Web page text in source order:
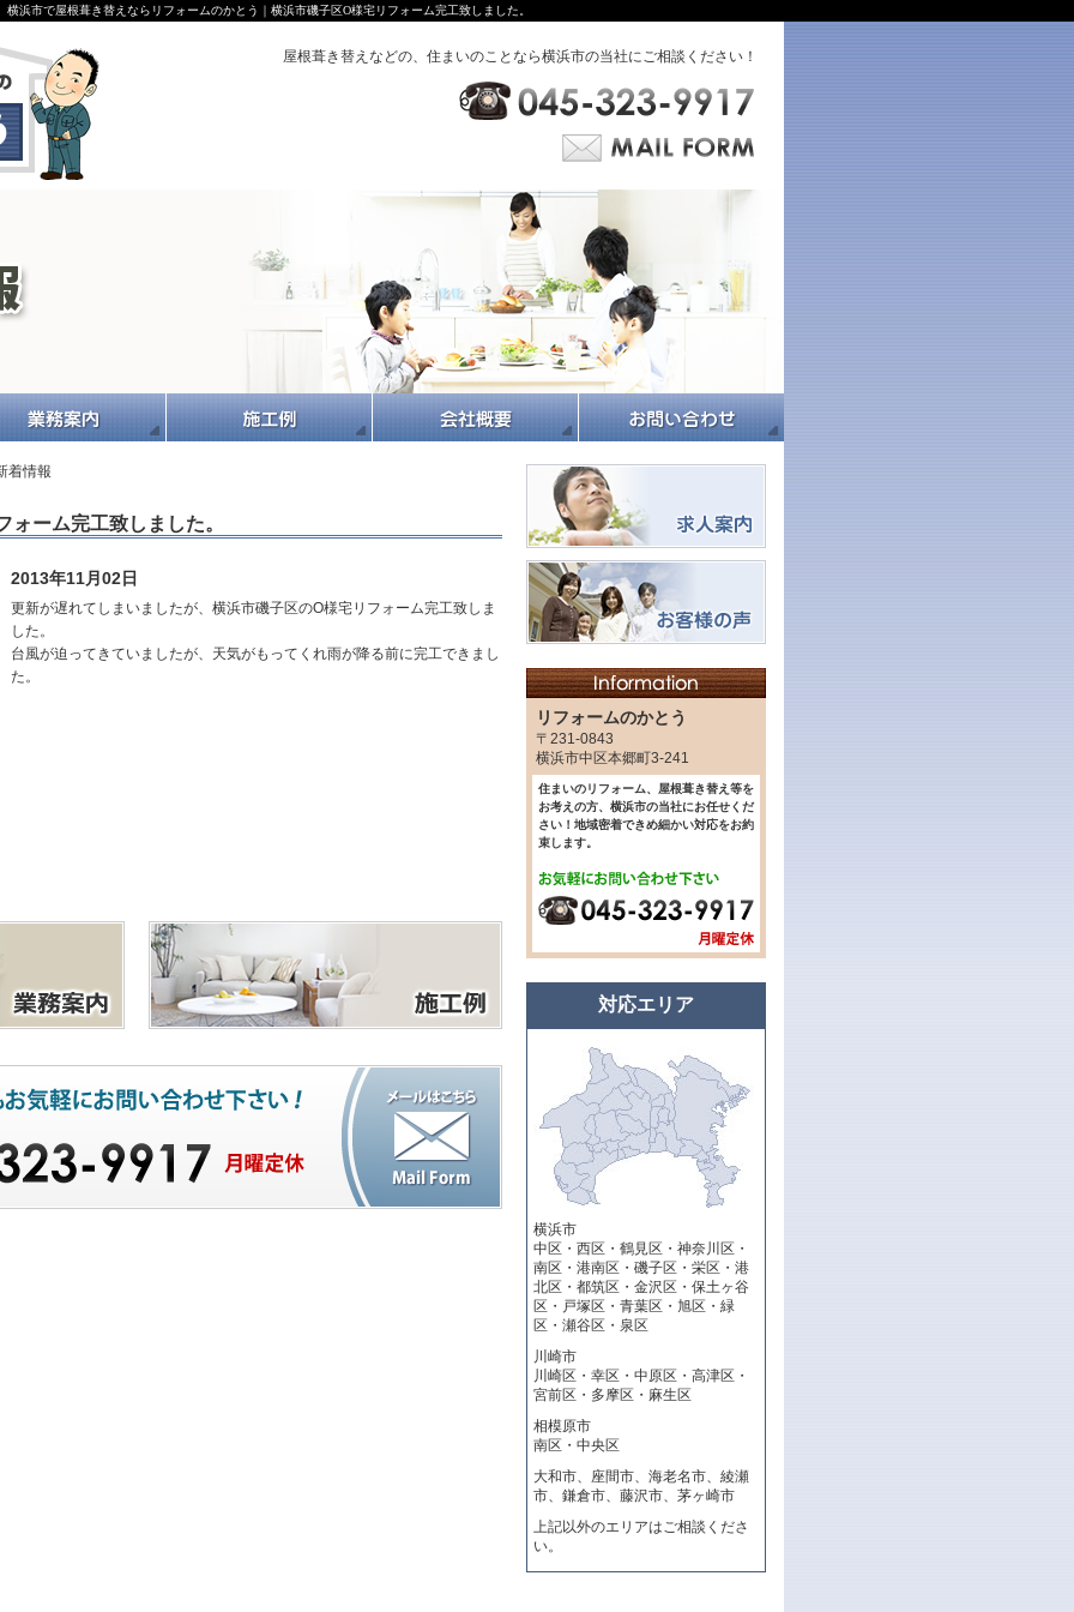
横浜市で屋根葺き替えならリフォームのかとう｜横浜市磯子区O様宅リフォーム完工致しました。
屋根葺き替えなどの、住まいのことなら横浜市の当社にご相談ください！
着情報
ォーム完工致しました。
2013年11月02日
更新が遅れてしまいましたが、横浜市磯子区のO様宅リフォーム完工致しま
した。
台風が迫ってきていましたが、天気がもってくれ雨が降る前に完工できまし
た。
リフォームのかとう
〒231-0843
横浜市中区本郷町3-241
住まいのリフォーム、屋根葺き替え等を
お考えの方、横浜市の当社にお任せくだ
さい！地域密着できめ細かい対応をお約
束します。
対応エリア
横浜市
中区・西区・鶴見区・神奈川区・
南区・港南区・磯子区・栄区・港
北区・都筑区・金沢区・保土ヶ谷
区・戸塚区・青葉区・旭区・緑
区・瀬谷区・泉区
川崎市
川崎区・幸区・中原区・高津区・
宮前区・多摩区・麻生区
相模原市
南区・中央区
大和市、座間市、海老名市、綾瀬
市、鎌倉市、藤沢市、茅ヶ崎市
上記以外のエリアはご相談くださ
い。